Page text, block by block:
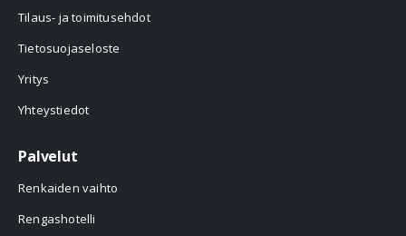
Tilaus- ja toimitusehdot
Tietosuojaseloste
Yritys
Yhteystiedot
Palvelut
Renkaiden vaihto
Rengashotelli